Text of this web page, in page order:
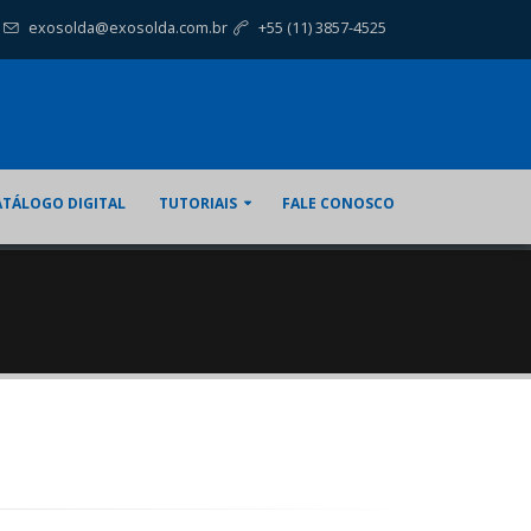
+55 (11) 3857-4525
exosolda@exosolda.com.br
DIGITAL TUTORIAIS FALE CONOSCO